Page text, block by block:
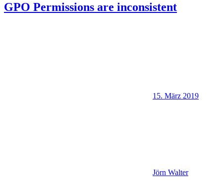
GPO Permissions are inconsistent
15. März 2019
Jörn Walter